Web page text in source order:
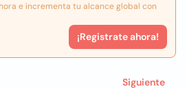
e incrementa tu alcance global con
¡Registrate ahora!
Siguiente